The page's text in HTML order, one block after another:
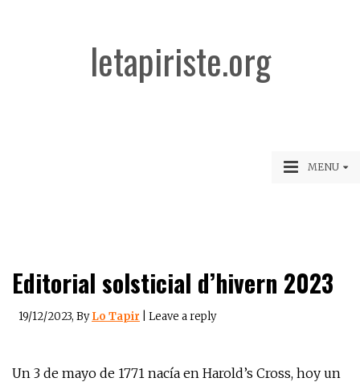
letapiriste.org
MENU
Editorial solsticial d’hivern 2023
19/12/2023, ByLo Tapir Leave a reply
Un 3 de mayo de 1771 nacía en Harold’s Cross, hoy un